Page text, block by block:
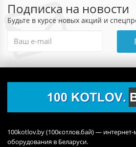
Подписка на новости
Будьте в курсе новых акций и
100kotlov.by (100котлов.бай) —
оборудования в Беларуси.